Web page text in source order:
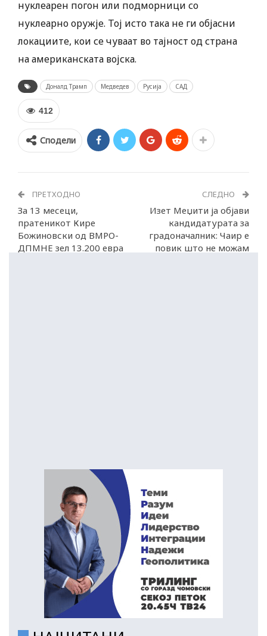
нуклеарен погон или подморници со
нуклеарно оружје. Тој исто така не ги објасни
локациите, кои се чуваат во тајност од страна
на американската војска.
Доналд Трамп Медведев Русија САД
412
Сподели
ПРЕТХОДНО
За 13 месеци,
пратеникот Кире
Божиновски од ВМРО-
ДПМНЕ зел 13.200 евра
СЛЕДНО
Изет Меџити ја објави
кандидатурата за
градоначалник: Чаир е
повик што не можам